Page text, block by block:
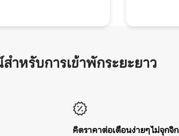
ำหรับการเข้าพักระยะยาว
คิดราคาต่อเดือนง่ายๆ ไม่จุกจิก